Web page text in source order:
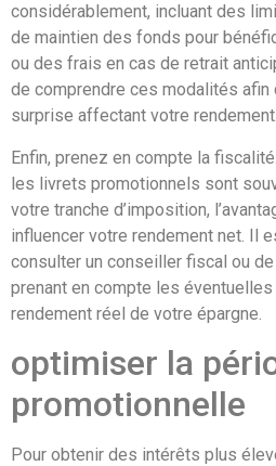
considérablement, incluant des
de maintien des fonds pour
ou des frais en cas de retrait
de comprendre ces modalités afin
surprise affectant votre rendement.
Enfin, prenez en compte la
les livrets promotionnels sont
votre tranche d’imposition,
influencer votre rendement net. Il
consulter un conseiller fiscal ou
prenant en compte les
rendement réel de votre épargne.
optimiser la
promotionnelle
Pour obtenir des intérêts plus